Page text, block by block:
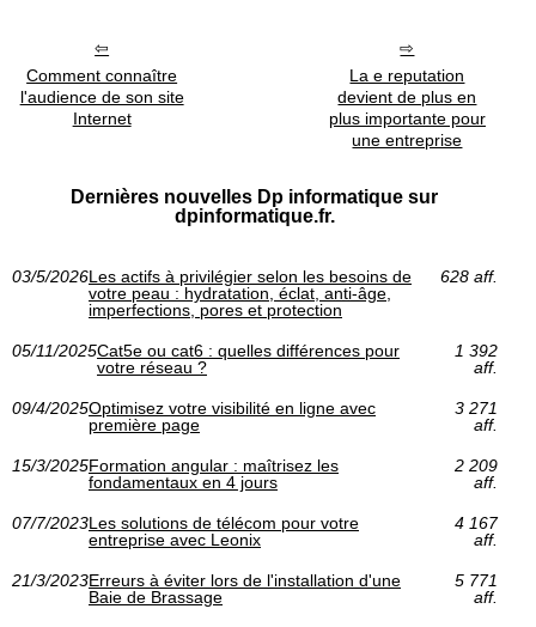
Comment connaître
l'audience de son site
Internet
La e reputation
devient de plus en
plus importante pour
une entreprise
Dernières nouvelles Dp informatique sur
dpinformatique.fr.
03/5/2026Les actifs à privilégier selon les besoins de
votre peau : hydratation, éclat, anti-âge,
imperfections, pores et protection
628 aff.
05/11/2025Cat5e ou cat6 : quelles différences pour
votre réseau ?
1 392
aff.
09/4/2025Optimisez votre visibilité en ligne avec
première page
3 271
aff.
15/3/2025Formation angular : maîtrisez les
fondamentaux en 4 jours
2 209
aff.
07/7/2023Les solutions de télécom pour votre
entreprise avec Leonix
4 167
aff.
21/3/2023Erreurs à éviter lors de l'installation d'une
Baie de Brassage
5 771
aff.